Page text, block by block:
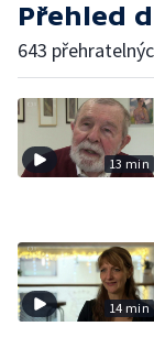
Přehled
643
13 min
14 min